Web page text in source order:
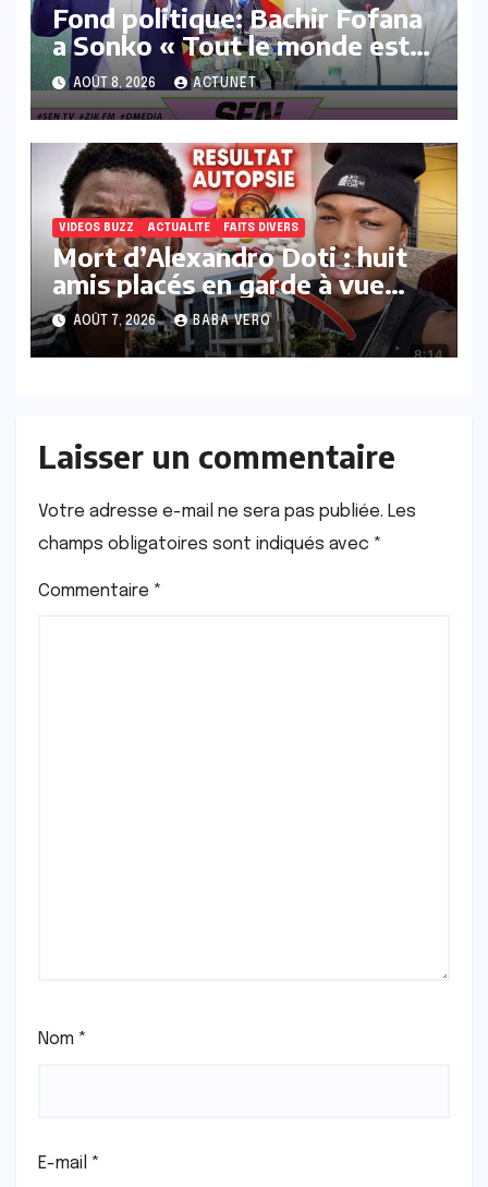
Fond politique: Bachir Fofana
a Sonko « Tout le monde est
intéressé sur sa déclaration de
patrimoine
AOÛT 8, 2026 ACTUNET
VIDEOS BUZZ ACTUALITE FAITS DIVERS
Mort d’Alexandro Doti : huit
amis placés en garde à vue
dans le cadre des
investigations
AOÛT 7, 2026 BABA VERO
Laisser un commentaire
Votre adresse e-mail ne sera pas publiée. Les
champs obligatoires sont indiqués avec *
Commentaire *
Nom *
E-mail *